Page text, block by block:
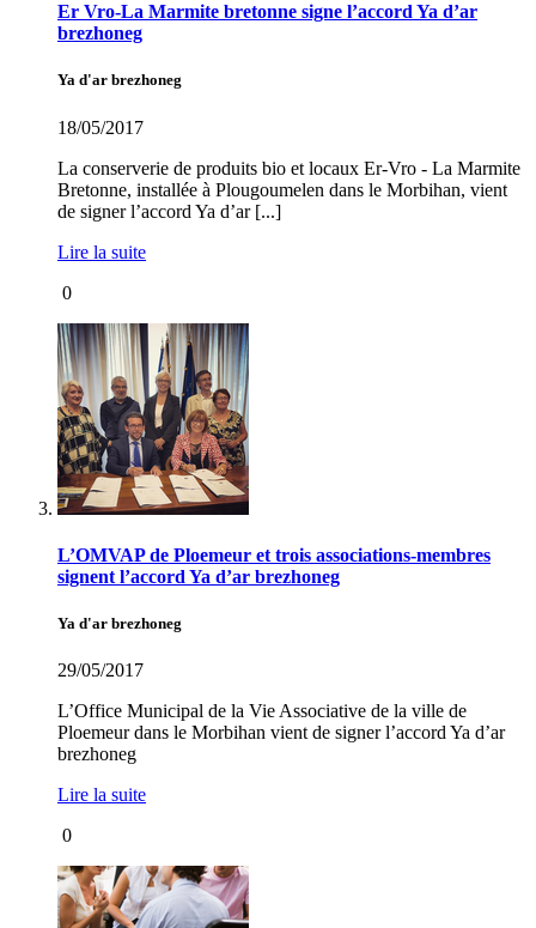
Er Vro-La Marmite bretonne signe l’accord Ya d’ar
brezhoneg
Ya d'ar brezhoneg
18/05/2017
La conserverie de produits bio et locaux Er-Vro - La Marmite
Bretonne, installée à Plougoumelen dans le Morbihan, vient
de signer l’accord Ya d’ar [...]
Lire la suite
0
L’OMVAP de Ploemeur et trois associations-membres
signent l’accord Ya d’ar brezhoneg
Ya d'ar brezhoneg
29/05/2017
L’Office Municipal de la Vie Associative de la ville de
Ploemeur dans le Morbihan vient de signer l’accord Ya d’ar
brezhoneg
Lire la suite
0